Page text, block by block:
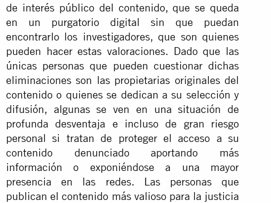
de interés público del contenido, que se queda
en un purgatorio digital sin que puedan
encontrarlo los investigadores, que son quienes
pueden hacer estas valoraciones. Dado que las
únicas personas que pueden cuestionar dichas
eliminaciones son las propietarias originales del
contenido o quienes se dedican a su selección y
difusión, algunas se ven en una situación de
profunda desventaja e incluso de gran riesgo
personal si tratan de proteger el acceso a su
contenido denunciado aportando más
información o exponiéndose a una mayor
presencia en las redes. Las personas que
publican el contenido más valioso para la justicia